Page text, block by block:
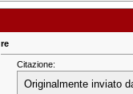
re
Citazione:
Originalmente inviato